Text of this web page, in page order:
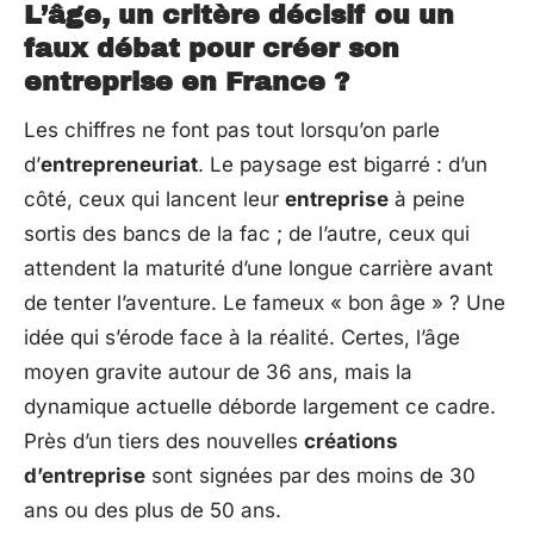
L’âge, un critère décisif ou un
faux débat pour créer son
entreprise en France ?
Les chiffres ne font pas tout lorsqu’on parle
d’entrepreneuriat. Le paysage est bigarré : d’un
côté, ceux qui lancent leur entreprise à peine
sortis des bancs de la fac ; de l’autre, ceux qui
attendent la maturité d’une longue carrière avant
de tenter l’aventure. Le fameux « bon âge » ? Une
idée qui s’érode face à la réalité. Certes, l’âge
moyen gravite autour de 36 ans, mais la
dynamique actuelle déborde largement ce cadre.
Près d’un tiers des nouvelles créations
d’entreprise sont signées par des moins de 30
ans ou des plus de 50 ans.